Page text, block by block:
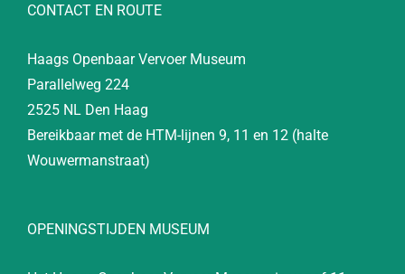
CONTACT EN ROUTE
Haags Openbaar Vervoer Museum
Parallelweg 224
2525 NL Den Haag
Bereikbaar met de HTM-lijnen 9, 11 en 12 (halte
Wouwermanstraat)
OPENINGSTIJDEN MUSEUM